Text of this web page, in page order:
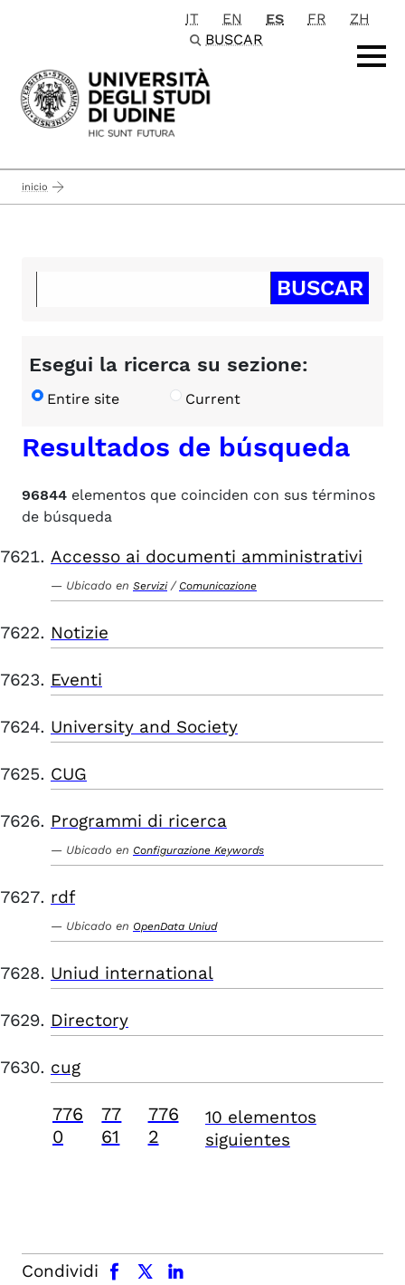
Passa al contenuto principale
IT EN ES FR
ZH
BUSCAR
inicio
Esegui la ricerca su sezione:
Entire site Current
Resultados de búsqueda
96844 elementos que coinciden con sus términos
de búsqueda
Accesso ai documenti amministrativi
Ubicado en Servizi / Comunicazione
Notizie
Eventi
University and Society
CUG
Programmi di ricerca
Ubicado en Configurazione Keywords
rdf
Ubicado en OpenData Uniud
Uniud international
Directory
cug
776
0
77
61
776
2
10 elementos
siguientes
Condividi
facebook x.com linkedin